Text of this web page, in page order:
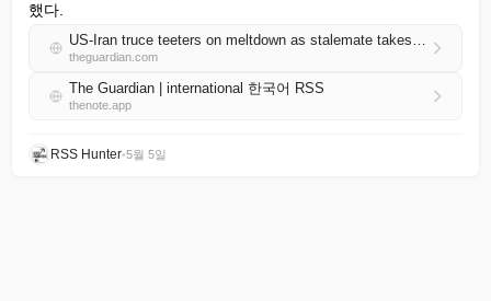
했다.
US-Iran truce teeters on meltdown as stalemate takes toll on each side
theguardian.com
The Guardian | international 한국어 RSS
thenote.app
RSS Hunter•5월 5일